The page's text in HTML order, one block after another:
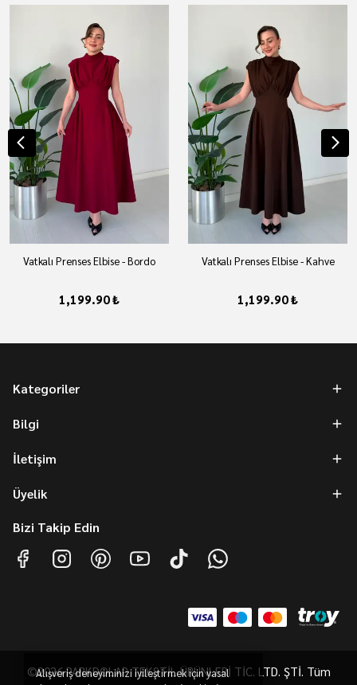
Alışveriş deneyiminizi iyileştirmek için yasal
Vatkalı Prenses Elbise - Bordo
1,199.90 ₺
Vatkalı Prenses Elbise - Kahve
1,199.90 ₺
Kategoriler
Bilgi
İletişim
Üyelik
Bizi Takip Edin
©2026 PARKDOLAP TEKSTİL ÜRÜNLERİ TİC. LTD. ŞTİ. Tüm